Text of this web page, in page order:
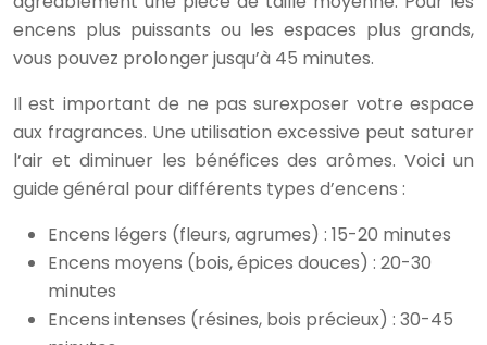
encens plus puissants ou les espaces plus grands,
vous pouvez prolonger jusqu’à 45 minutes.
Il est important de ne pas surexposer votre espace
aux fragrances. Une utilisation excessive peut saturer
l’air et diminuer les bénéfices des arômes. Voici un
guide général pour différents types d’encens :
Encens légers (fleurs, agrumes) : 15-20 minutes
Encens moyens (bois, épices douces) : 20-30
minutes
Encens intenses (résines, bois précieux) : 30-45